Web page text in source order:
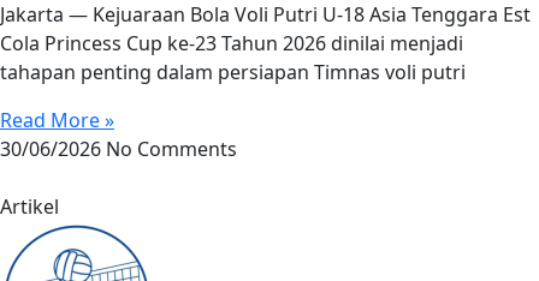
Jakarta — Kejuaraan Bola Voli Putri U-18 Asia Tenggara Est
Cola Princess Cup ke-23 Tahun 2026 dinilai menjadi
tahapan penting dalam persiapan Timnas voli putri
Read More »
30/06/2026 No Comments
Artikel